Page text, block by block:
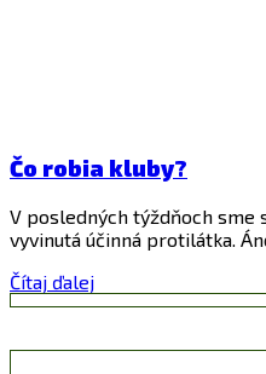
Čo robia kluby?
V posledných týždňoch sme
vyvinutá účinná protilátka.
Čítaj ďalej